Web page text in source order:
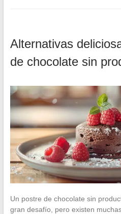
Alternativas
de chocolate sin
Un postre de chocolate sin
gran desafío, pero existen